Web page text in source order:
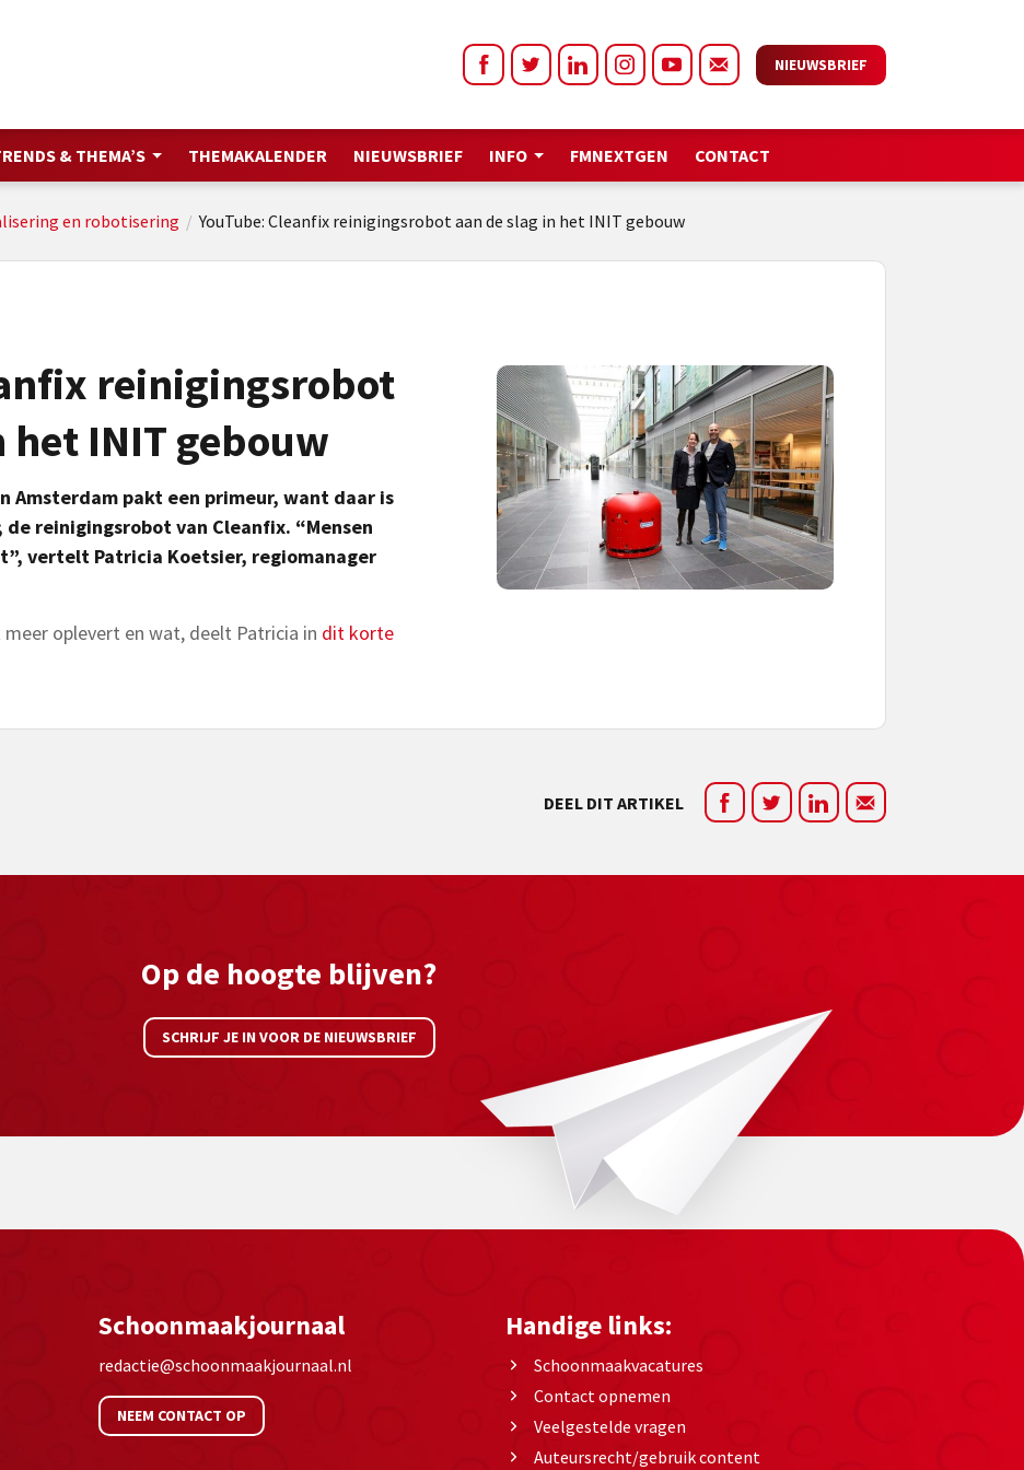
NIEUWSBRIEF
& THEMA’S THEMAKALENDER NIEUWSBRIEF INFO FMNEXTGEN CONTACT
en robotisering /YouTube: Cleanfix reinigingsrobot aan de slag in het INIT gebouw
reinigingsrobot
het INIT gebouw
Amsterdam pakt een primeur, want daar is
de reinigingsrobot van Cleanfix. “Mensen
vertelt Patricia Koetsier, regiomanager
oplevert en wat, deelt Patricia in dit korte
DEEL DIT ARTIKEL
Op de hoogte blijven?
SCHRIJF JE IN VOOR DE NIEUWSBRIEF
Schoonmaakjournaal
redactie@schoonmaakjournaal.nl
NEEM CONTACT OP
Handige links:
Schoonmaakvacatures
Contact opnemen
Veelgestelde vragen
Auteursrecht/gebruik content